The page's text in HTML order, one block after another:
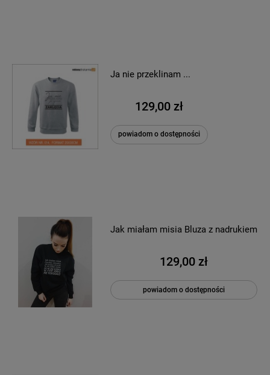
Ja nie przeklinam ...
129,00 zł
powiadom o dostępności
Jak miałam misia Bluza z nadrukiem
129,00 zł
powiadom o dostępności